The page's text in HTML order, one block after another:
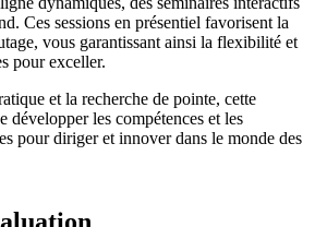
Ces sessions en présentiel favorisent la
vous garantissant ainsi la flexibilité et
pour exceller.
et la recherche de pointe, cette
développer les compétences et les
pour diriger et innover dans le monde des